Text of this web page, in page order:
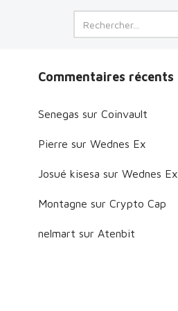
Commentaires récents
Senegas sur Coinvault
Pierre sur Wednes Ex
Josué kisesa sur Wednes Ex
Montagne sur Crypto Cap
nelmart sur Atenbit